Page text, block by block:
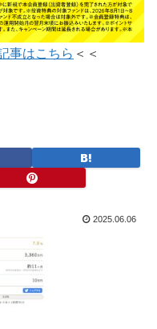
事はこちら ＜＜
2025.06.06